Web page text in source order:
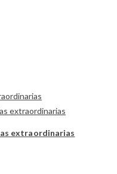
extraordinarias